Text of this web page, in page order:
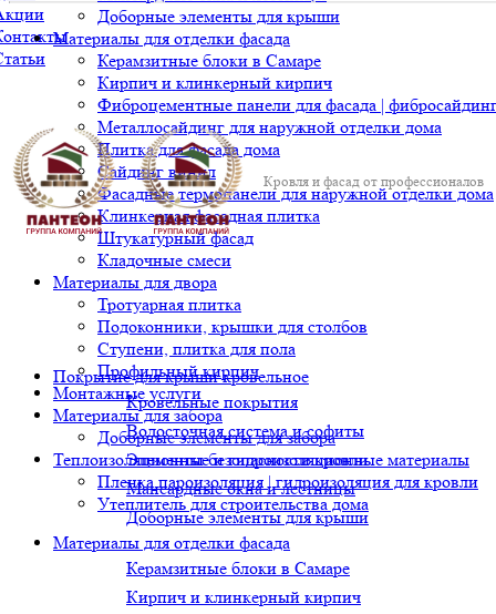
Доборные элементы для крыши
Материалы для отделки фасада
Керамзитные блоки в Самаре
Кирпич и клинкерный кирпич
Фиброцементные панели для фасада |
Металлосайдинг для наружной отделки дома
Плитка для фасада дома
Сайдинг винил
Фасадные термопанели для наружной отделки дома
Клинкерная фасадная плитка
Штукатурный фасад
Кладочные смеси
Материалы для двора
Тротуарная плитка
Подоконники, крышки для столбов
Ступени, плитка для пола
Профильный кирпич
Монтажные услуги
Материалы для забора
Доборные элементы для забора
Теплоизоляционные и гидроизоляционные материалы
Пленка пароизоляция | гидроизоляция для кровли
Утеплитель для строительства дома
Кровля и фасад от профессионалов
Покрытие для крыши кровельное
Кровельные покрытия
Водосточная система и софиты
Элементы безопасности кровли
Мансардные окна и лестницы
Доборные элементы для крыши
Материалы для отделки фасада
Керамзитные блоки в Самаре
Кирпич и клинкерный кирпич